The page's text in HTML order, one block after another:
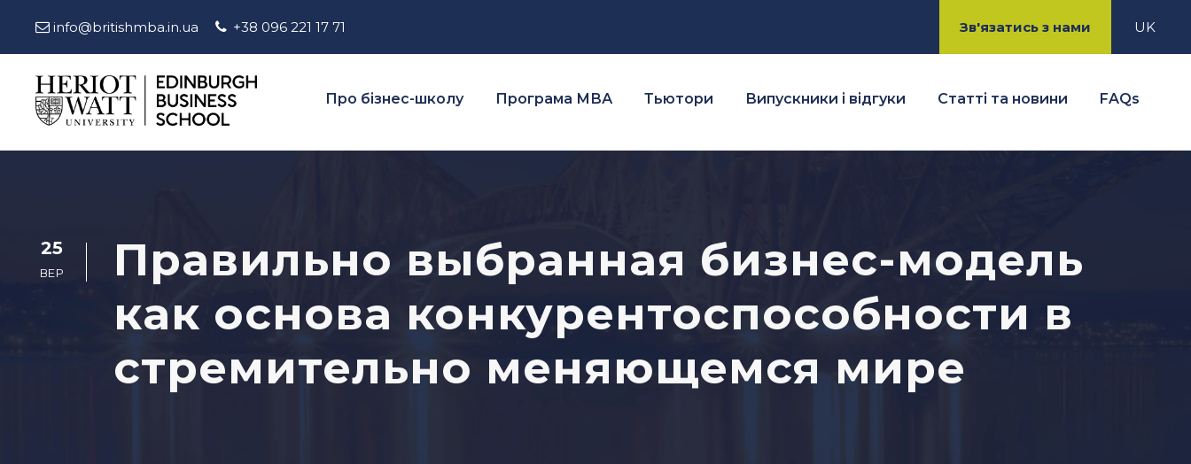
info@britishmba.in.ua +38 096 221 17 71 Зв'язатись з нами UK
Про бізнес-школу Програма МВА Тьютори Випускники і відгуки Статті та новини FAQs
25
ВЕР
Правильно выбранная бизнес-модель
как основа конкурентоспособности в
стремительно меняющемся мире